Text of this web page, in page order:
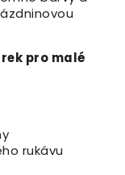
pro malé
rukávu